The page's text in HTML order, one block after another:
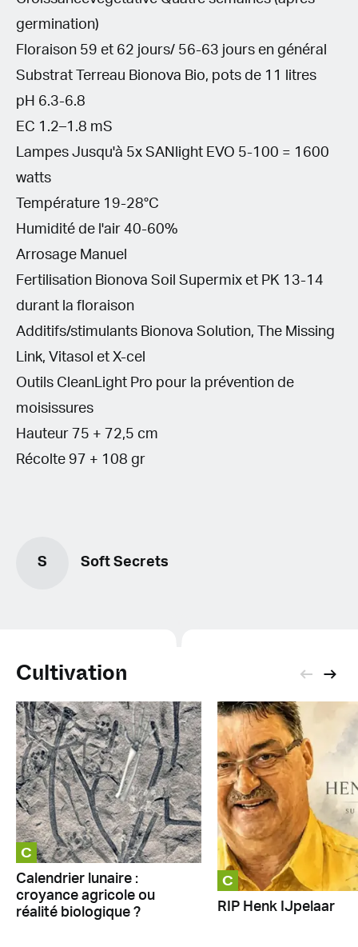
germination)
Floraison 59 et 62 jours/ 56-63 jours en général
Substrat Terreau Bionova Bio, pots de 11 litres
pH 6.3-6.8
EC 1.2–1.8 mS
Lampes Jusqu'à 5x SANlight EVO 5-100 = 1600
watts
Température 19-28°C
Humidité de l'air 40-60%
Arrosage Manuel
Fertilisation Bionova Soil Supermix et PK 13-14
durant la floraison
Additifs/stimulants Bionova Solution, The Missing
Link, Vitasol et X-cel
Outils CleanLight Pro pour la prévention de
moisissures
Hauteur 75 + 72,5 cm
Récolte 97 + 108 gr
S Soft Secrets
Cultivation
C
Calendrier lunaire :
croyance agricole ou
réalité biologique ?
C
RIP Henk IJpelaar